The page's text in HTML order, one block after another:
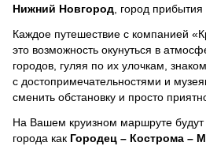
Нижний Новгород , город прибытия
Каждое путешествие с компанией
это возможность окунуться в
городов, гуляя по их улочкам,
с достопримечательностями и
сменить обстановку и просто
На Вашем круизном маршруте будут
города как Городец – Кострома –